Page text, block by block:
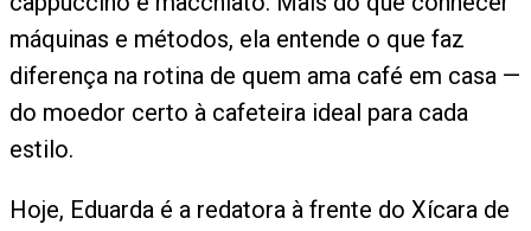
máquinas e métodos, ela entende o que faz
diferença na rotina de quem ama café em casa —
do moedor certo à cafeteira ideal para cada
estilo.
Hoje, Eduarda é a redatora à frente do Xícara de